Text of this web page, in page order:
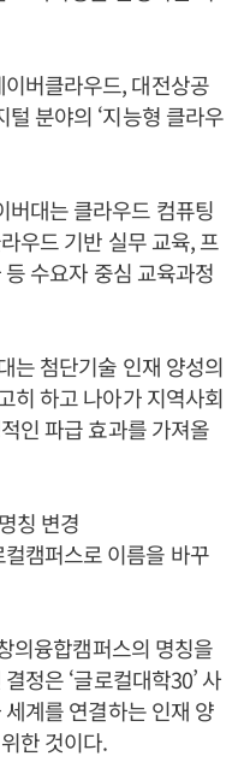
버클라우드, 대전상공
분야의 ‘지능형 클라우
버대는 클라우드 컴퓨팅
우드 기반 실무 교육, 프
수요자 중심 교육과정
는 첨단기술 인재 양성의
히 하고 나아가 지역사회
인 파급 효과를 가져올
칭 변경
캠퍼스로 이름을 바꾸
의융합캠퍼스의 명칭을
정은 ‘글로컬대학30’ 사
계를 연결하는 인재 양
한 것이다.